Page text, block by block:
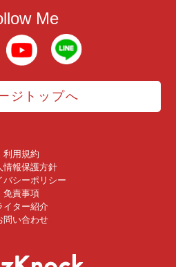
Me
ジトップへ
利用規約
情報保護方針
バシーポリシー
免責事項
イター紹介
問い合わせ